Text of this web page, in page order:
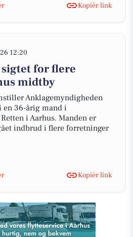
Kopiér link
12:20
for flere
midtby
Anklagemyndigheden
36-årig mand i
i Aarhus. Manden er
indbrud i flere forretninger
Kopiér link